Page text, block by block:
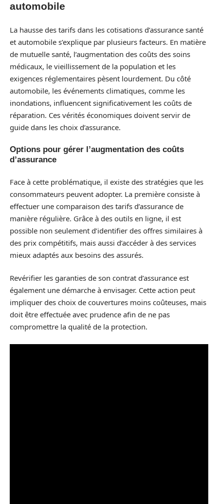
automobile
La hausse des tarifs dans les cotisations d’assurance santé
et automobile s’explique par plusieurs facteurs. En matière
de mutuelle santé, l’augmentation des coûts des soins
médicaux, le vieillissement de la population et les
exigences réglementaires pèsent lourdement. Du côté
automobile, les événements climatiques, comme les
inondations, influencent significativement les coûts de
réparation. Ces vérités économiques doivent servir de
guide dans les choix d’assurance.
Options pour gérer l’augmentation des coûts
d’assurance
Face à cette problématique, il existe des stratégies que les
consommateurs peuvent adopter. La première consiste à
effectuer une comparaison des tarifs d’assurance de
manière régulière. Grâce à des outils en ligne, il est
possible non seulement d’identifier des offres similaires à
des prix compétitifs, mais aussi d’accéder à des services
mieux adaptés aux besoins des assurés.
Revérifier les garanties de son contrat d’assurance est
également une démarche à envisager. Cette action peut
impliquer des choix de couvertures moins coûteuses, mais
doit être effectuée avec prudence afin de ne pas
compromettre la qualité de la protection.